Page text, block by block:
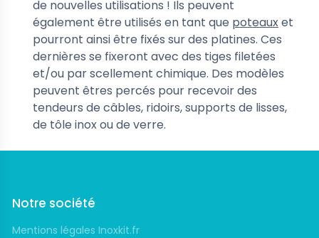
de nouvelles utilisations ! Ils peuvent
également être utilisés en tant que poteauxet
pourront ainsi être fixés sur des platines. Ces
dernières se fixeront avec des tiges filetées
et/ou par scellement chimique. Des modèles
peuvent êtres percés pour recevoir des
tendeurs de câbles, ridoirs, supports de lisses,
de tôle inox ou de verre.
Notre société
Mentions légales Inoxkit.fr